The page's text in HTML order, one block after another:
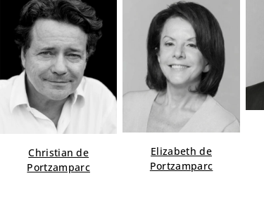
Christian de
Portzamparc
Elizabeth de
Portzamparc